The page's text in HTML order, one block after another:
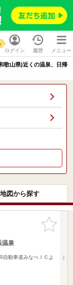
ログイン 履歴 メニュー
歌山県)近くの温泉、日帰
地図から探す
お気に入
りに追加
温泉
自動車道みなべＩＣよ